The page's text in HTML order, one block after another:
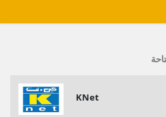
KNet